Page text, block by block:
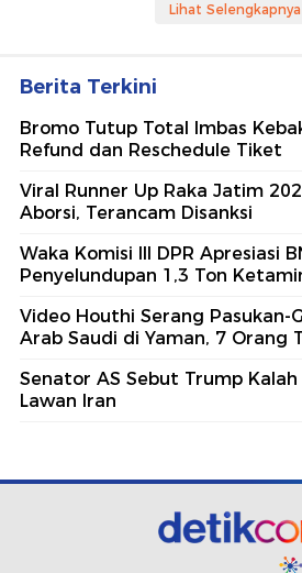
Lihat Selengkapnya
Berita Terkini
Bromo Tutup Total Imbas
Refund dan Reschedule Tiket
Viral Runner Up Raka Jatim
Aborsi, Terancam Disanksi
Waka Komisi III DPR Apresiasi
Penyelundupan 1,3 Ton
Video Houthi Serang Pasukan-
Arab Saudi di Yaman, 7 Orang
Senator AS Sebut Trump
Lawan Iran